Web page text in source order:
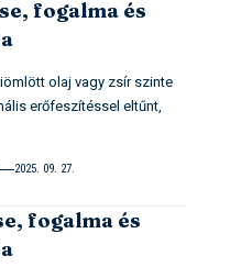
fogalma és
olaj vagy zsír szinte
erőfeszítéssel eltűnt,
2025. 09. 27.
fogalma és